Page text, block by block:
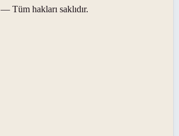
— Tüm hakları saklıdır.